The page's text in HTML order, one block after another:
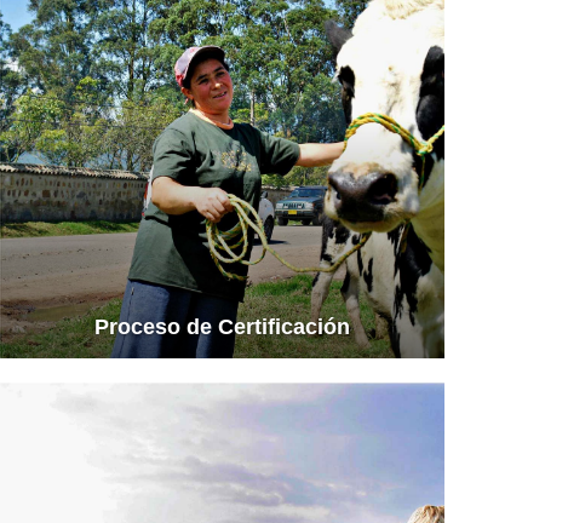
Proceso de Certificación
Ver más información